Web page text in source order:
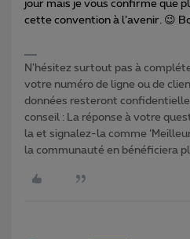
jour mais je vous confirme que
cette convention à l’avenir. 😉
N'hésitez surtout pas à
votre numéro de ligne ou de
données resteront
conseil : La réponse à votre
la et signalez-la comme
la communauté en bénéficiera